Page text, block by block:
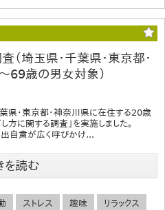
（埼玉県・千葉県・東京都・
69歳の男女対象）
葉県・東京都・神奈川県に在住する20歳
方に関する調査」を実施しました。
自粛が広く呼びかけ...
を読む
ストレス 趣味 リラックス